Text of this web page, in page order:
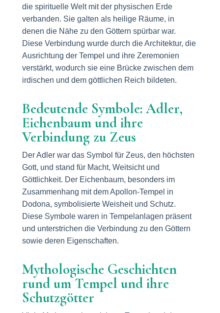
die spirituelle Welt mit der physischen Erde
verbanden. Sie galten als heilige Räume, in
denen die Nähe zu den Göttern spürbar war.
Diese Verbindung wurde durch die Architektur, die
Ausrichtung der Tempel und ihre Zeremonien
verstärkt, wodurch sie eine Brücke zwischen dem
irdischen und dem göttlichen Reich bildeten.
Bedeutende Symbole: Adler,
Eichenbaum und ihre
Verbindung zu Zeus
Der Adler war das Symbol für Zeus, den höchsten
Gott, und stand für Macht, Weitsicht und
Göttlichkeit. Der Eichenbaum, besonders im
Zusammenhang mit dem Apollon-Tempel in
Dodona, symbolisierte Weisheit und Schutz.
Diese Symbole waren in Tempelanlagen präsent
und unterstrichen die Verbindung zu den Göttern
sowie deren Eigenschaften.
Mythologische Geschichten
rund um Tempel und ihre
Schutzgötter